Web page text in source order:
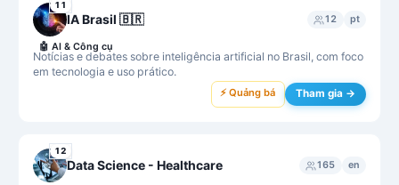
11
IA Brasil 🇧🇷 12 pt
Notícias e debates sobre inteligência artificial no Brasil, com foco
em tecnologia e uso prático.
🤖 AI & Công cụ
⚡ Quảng bá Tham gia →
12
Data Science - Healthcare 165 en